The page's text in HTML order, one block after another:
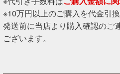
※10万円以上のご購入を代金引
発送前に当店より購入確認のご
ございます。